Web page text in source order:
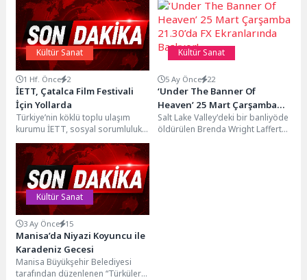
Kültür Sanat
1 Hf. Önce 2
İETT, Çatalca Film Festivali
İçin Yollarda
Türkiye’nin köklü toplu ulaşım
kurumu İETT, sosyal sorumluluk
projelerine devam ediyor. Bu
kapsamda 27-29 Ağustos...
Kültür Sanat
5 Ay Önce 22
‘Under The Banner Of
Heaven’ 25 Mart Çarşamba
21.30’da FX Ekranlarında
Başlıyor!
Salt Lake Valley'deki bir banliyöde
öldürülen Brenda Wright Lafferty
Kültür Sanat
3 Ay Önce 15
Manisa’da Niyazi Koyuncu ile
Karadeniz Gecesi
Manisa Büyükşehir Belediyesi
tarafından düzenlenen “Türküler